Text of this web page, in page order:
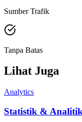
Sumber Trafik
Tanpa Batas
Lihat Juga
Analytics
Statistik &